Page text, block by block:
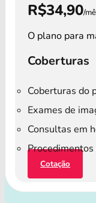
R$34,90/
O plano para
Coberturas
Coberturas do
Exames de
Consultas em
Cotação